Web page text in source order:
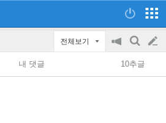
전체보기
공
지
on/off
검
색
글
쓰
내 댓글 10추글